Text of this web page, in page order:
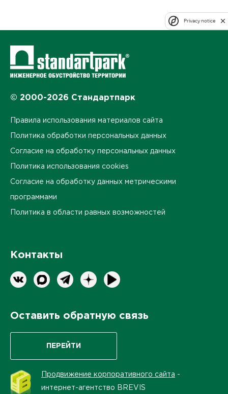
© 2000-2026 Стандартпарк
Правила использования материалов сайта
Политика обработки персональных данных
Согласие на обработку персональных данных
Политика использования cookies
Согласие на обработку данных метрическими
программами
Политика в области равных возможностей
Контакты
Оставить обратную связь
ПЕРЕЙТИ
Продвижение корпоративного сайта -
интернет-агентство BREVIS
Privacy notice